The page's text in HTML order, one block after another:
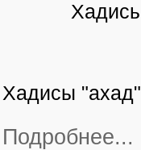
Хадисы
Подробнее...